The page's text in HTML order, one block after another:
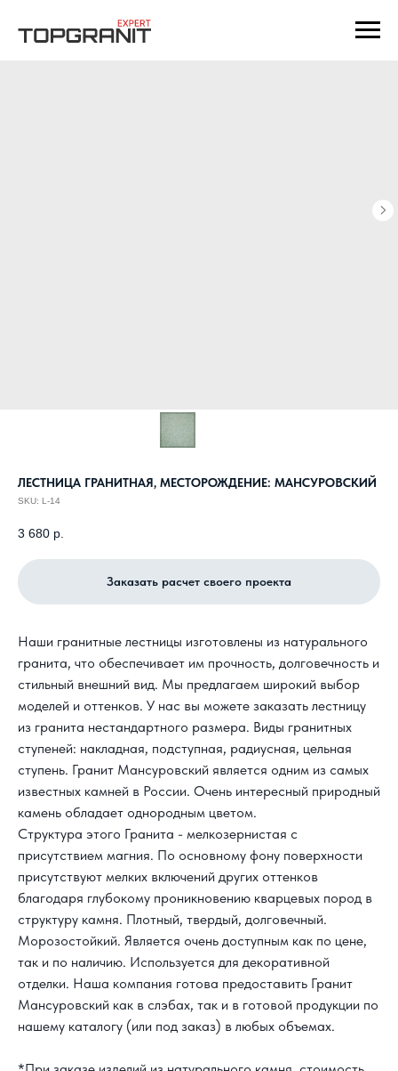
ЛЕСТНИЦА ГРАНИТНАЯ, МЕСТОРОЖДЕНИЕ: МАНСУРОВСКИЙ
SKU: L-14
3 680 р.
Заказать расчет своего проекта
Наши гранитные лестницы изготовлены из натурального
гранита, что обеспечивает им прочность, долговечность и
стильный внешний вид. Мы предлагаем широкий выбор
моделей и оттенков. У нас вы можете заказать лестницу
из гранита нестандартного размера. Виды гранитных
ступеней: накладная, подступная, радиусная, цельная
ступень. Гранит Мансуровский является одним из самых
известных камней в России. Очень интересный природный
камень обладает однородным цветом.
Структура этого Гранита - мелкозернистая с
присутствием магния. По основному фону поверхности
присутствуют мелких включений других оттенков
благодаря глубокому проникновению кварцевых пород в
структуру камня. Плотный, твердый, долговечный.
Морозостойкий. Является очень доступным как по цене,
так и по наличию. Используется для декоративной
отделки. Наша компания готова предоставить Гранит
Мансуровский как в слэбах, так и в готовой продукции по
нашему каталогу (или под заказ) в любых объемах.